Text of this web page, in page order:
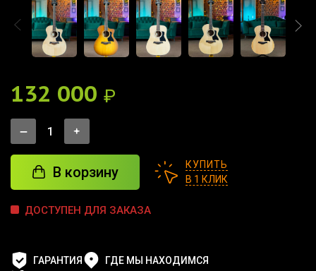
132 000 ₽
В корзину
КУПИТЬ
В 1 КЛИК
ДОСТУПЕН ДЛЯ ЗАКАЗА
ГАРАНТИЯ
ГДЕ МЫ НАХОДИМСЯ